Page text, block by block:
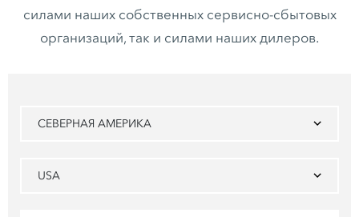
силами наших собственных сервисно-сбытовых
организаций, так и силами наших дилеров.
СЕВЕРНАЯ АМЕРИКА
USA